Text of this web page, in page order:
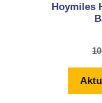
Hoymiles